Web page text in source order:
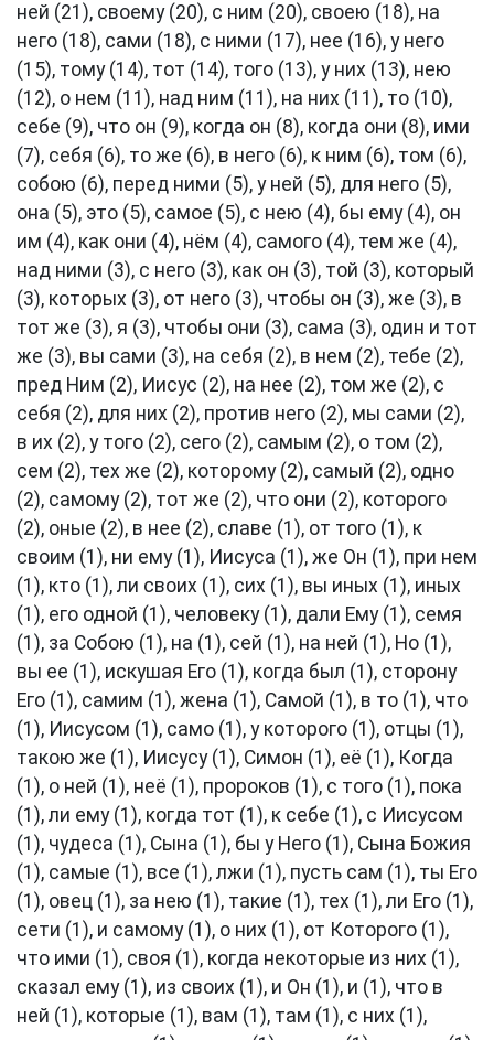
ней (21), своему (20), с ним (20), своею (18), на
него (18), сами (18), с ними (17), нее (16), у него
(15), тому (14), тот (14), того (13), у них (13), нею
(12), о нем (11), над ним (11), на них (11), то (10),
себе (9), что он (9), когда он (8), когда они (8), ими
(7), себя (6), то же (6), в него (6), к ним (6), том (6),
собою (6), перед ними (5), у ней (5), для него (5),
она (5), это (5), самое (5), с нею (4), бы ему (4), он
им (4), как они (4), нём (4), самого (4), тем же (4),
над ними (3), с него (3), как он (3), той (3), который
(3), которых (3), от него (3), чтобы он (3), же (3), в
тот же (3), я (3), чтобы они (3), сама (3), один и тот
же (3), вы сами (3), на себя (2), в нем (2), тебе (2),
пред Ним (2), Иисус (2), на нее (2), том же (2), с
себя (2), для них (2), против него (2), мы сами (2),
в их (2), у того (2), сего (2), самым (2), о том (2),
сем (2), тех же (2), которому (2), самый (2), одно
(2), самому (2), тот же (2), что они (2), которого
(2), оные (2), в нее (2), славе (1), от того (1), к
своим (1), ни ему (1), Иисуса (1), же Он (1), при нем
(1), кто (1), ли своих (1), сих (1), вы иных (1), иных
(1), его одной (1), человеку (1), дали Ему (1), семя
(1), за Собою (1), на (1), сей (1), на ней (1), Но (1),
вы ее (1), искушая Его (1), когда был (1), сторону
Его (1), самим (1), жена (1), Самой (1), в то (1), что
(1), Иисусом (1), само (1), у которого (1), отцы (1),
такою же (1), Иисусу (1), Симон (1), её (1), Когда
(1), о ней (1), неё (1), пророков (1), с того (1), пока
(1), ли ему (1), когда тот (1), к себе (1), с Иисусом
(1), чудеса (1), Сына (1), бы у Него (1), Сына Божия
(1), самые (1), все (1), лжи (1), пусть сам (1), ты Его
(1), овец (1), за нею (1), такие (1), тех (1), ли Его (1),
сети (1), и самому (1), о них (1), от Которого (1),
что ими (1), своя (1), когда некоторые из них (1),
сказал ему (1), из своих (1), и Он (1), и (1), что в
ней (1), которые (1), вам (1), там (1), с них (1),